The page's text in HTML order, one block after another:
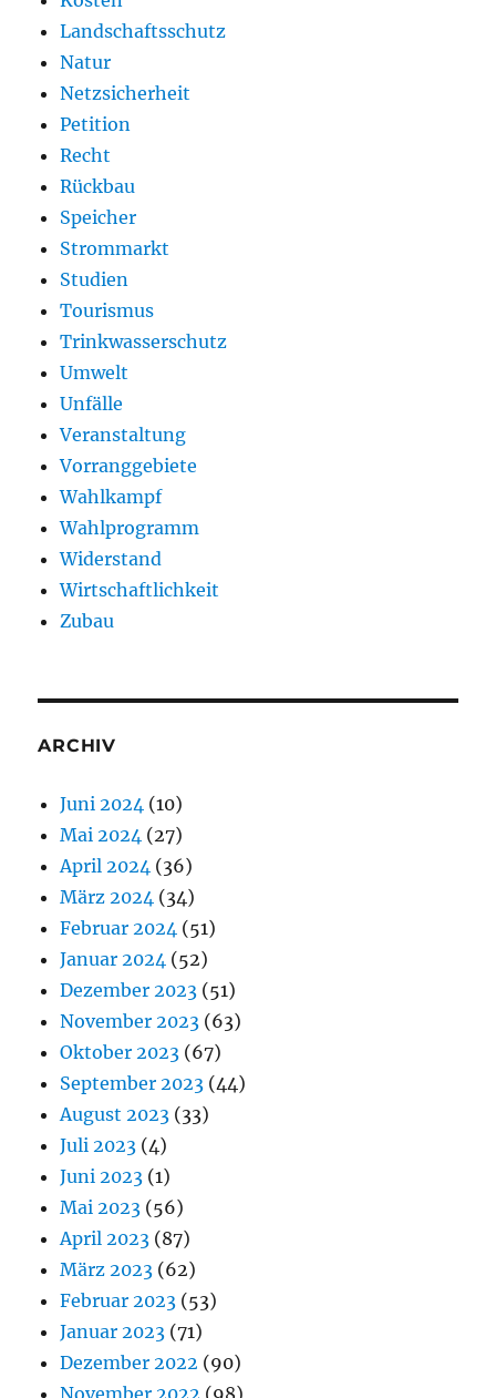
Landschaftsschutz
Natur
Netzsicherheit
Petition
Recht
Rückbau
Speicher
Strommarkt
Studien
Tourismus
Trinkwasserschutz
Umwelt
Unfälle
Veranstaltung
Vorranggebiete
Wahlkampf
Wahlprogramm
Widerstand
Wirtschaftlichkeit
Zubau
ARCHIV
Juni 2024 (10)
Mai 2024 (27)
April 2024 (36)
März 2024 (34)
Februar 2024 (51)
Januar 2024 (52)
Dezember 2023 (51)
November 2023 (63)
Oktober 2023 (67)
September 2023 (44)
August 2023 (33)
Juli 2023 (4)
Juni 2023 (1)
Mai 2023 (56)
April 2023 (87)
März 2023 (62)
Februar 2023 (53)
Januar 2023 (71)
Dezember 2022 (90)
November 2022 (98)